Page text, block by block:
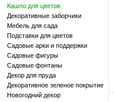
Кашпо для цветов
Декоративные заборчики
Мебель для сада
Подставки для цветов
Садовые арки и поддержки
Садовые фигуры
Садовые фонтаны
Декор для пруда
Декоративное зеленое покрытие
Новогодний декор